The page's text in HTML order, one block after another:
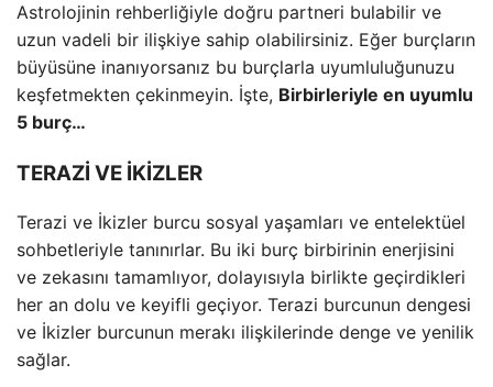
Astrolojinin rehberliğiyle doğru partneri bulabilir ve
uzun vadeli bir ilişkiye sahip olabilirsiniz. Eğer burçların
büyüsüne inanıyorsanız bu burçlarla uyumluluğunuzu
keşfetmekten çekinmeyin. İşte, Birbirleriyle en uyumlu
5 burç…
TERAZİ VE İKİZLER
Terazi ve İkizler burcu sosyal yaşamları ve entelektüel
sohbetleriyle tanınırlar. Bu iki burç birbirinin enerjisini
ve zekasını tamamlıyor, dolayısıyla birlikte geçirdikleri
her an dolu ve keyifli geçiyor. Terazi burcunun dengesi
ve İkizler burcunun merakı ilişkilerinde denge ve yenilik
sağlar.